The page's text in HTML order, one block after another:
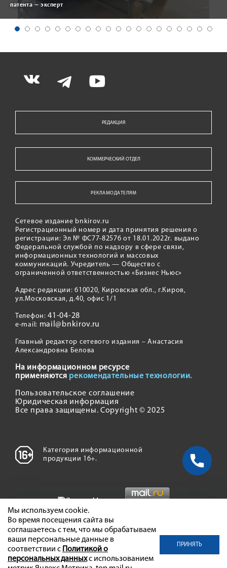
патента — эксперт
РЕДАКЦИЯ
КОММЕРЧЕСКИЙ ОТДЕЛ
РЕКЛАМОДАТЕЛЯМ
Сетевое издание bnkirov.ru
Регистрационный номер и дата принятия решения о
регистрации: Эл № ФС77-82576 от 18.01.2022г. выдано
Федеральной службой по надзору в сфере связи,
информационных технологий и массовых
коммуникаций. Учредитель — Общество с
ограниченной ответственностью «Бизнес Ньюс»
Адрес редакции: 610020, Кировская обл., г.Киров,
ул.Московская, д.40, офис 1/1
Телефон:41-04-28
e-mail: mail@bnkirov.ru
Главный редактор сетевого издания – Анастасия
Александровна Белова
На информационном ресурсе
применяются рекомендательные технологии.
Пользовательское соглашение
Юридическая информация
Все права защищены. Copyright © 2025
Категория информационной
продукции 16+.
Мы используем cookie.
Во время посещения сайта вы
соглашаетесь с тем, что мы обрабатываем
ваши персональные данные в
соответствии с Политикой о
персональных данныхс использованием
ПРИНЯТЬ